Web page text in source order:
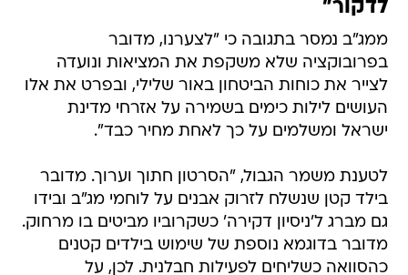
לדקור"
ממג"ב נמסר בתגובה כי "לצערנו, מדובר
בפרובוקציה שלא משקפת את המציאות ונועדה
לצייר את כוחות הביטחון באור שלילי, ובפרט את אלו
העושים לילות כימים בשמירה על אזרחי מדינת
ישראל ומשלמים על כך לאחת מחיר כבד".
לטענת משמר הגבול, "הסרטון חתוך וערוך. מדובר
בילד קטן שנשלח לזרוק אבנים על לוחמי מג"ב ובידו
גם מברג ל'ניסיון דקירה' כשקרוביו מביטים בו מרחוק.
מדובר בדוגמא נוספת של שימוש בילדים קטנים
כהסוואה כשליחים לפעילות חבלנית. לכן, על